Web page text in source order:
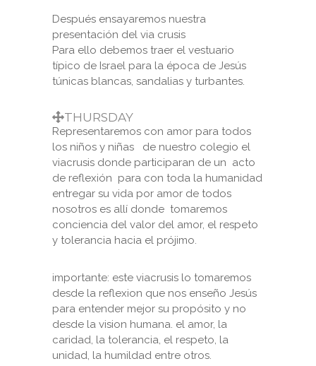
Después ensayaremos nuestra
presentación del via crusis
Para ello debemos traer el vestuario
típico de Israel para la época de Jesús
túnicas blancas, sandalias y turbantes.
THURSDAY
Representaremos con amor para todos
los niños y niñas de nuestro colegio el
viacrusis donde participaran de un acto
de reflexión para con toda la humanidad
entregar su vida por amor de todos
nosotros es allí donde tomaremos
conciencia del valor del amor, el respeto
y tolerancia hacia el prójimo.
importante: este viacrusis lo tomaremos
desde la reflexion que nos enseño Jesús
para entender mejor su propósito y no
desde la vision humana. el amor, la
caridad, la tolerancia, el respeto, la
unidad, la humildad entre otros.